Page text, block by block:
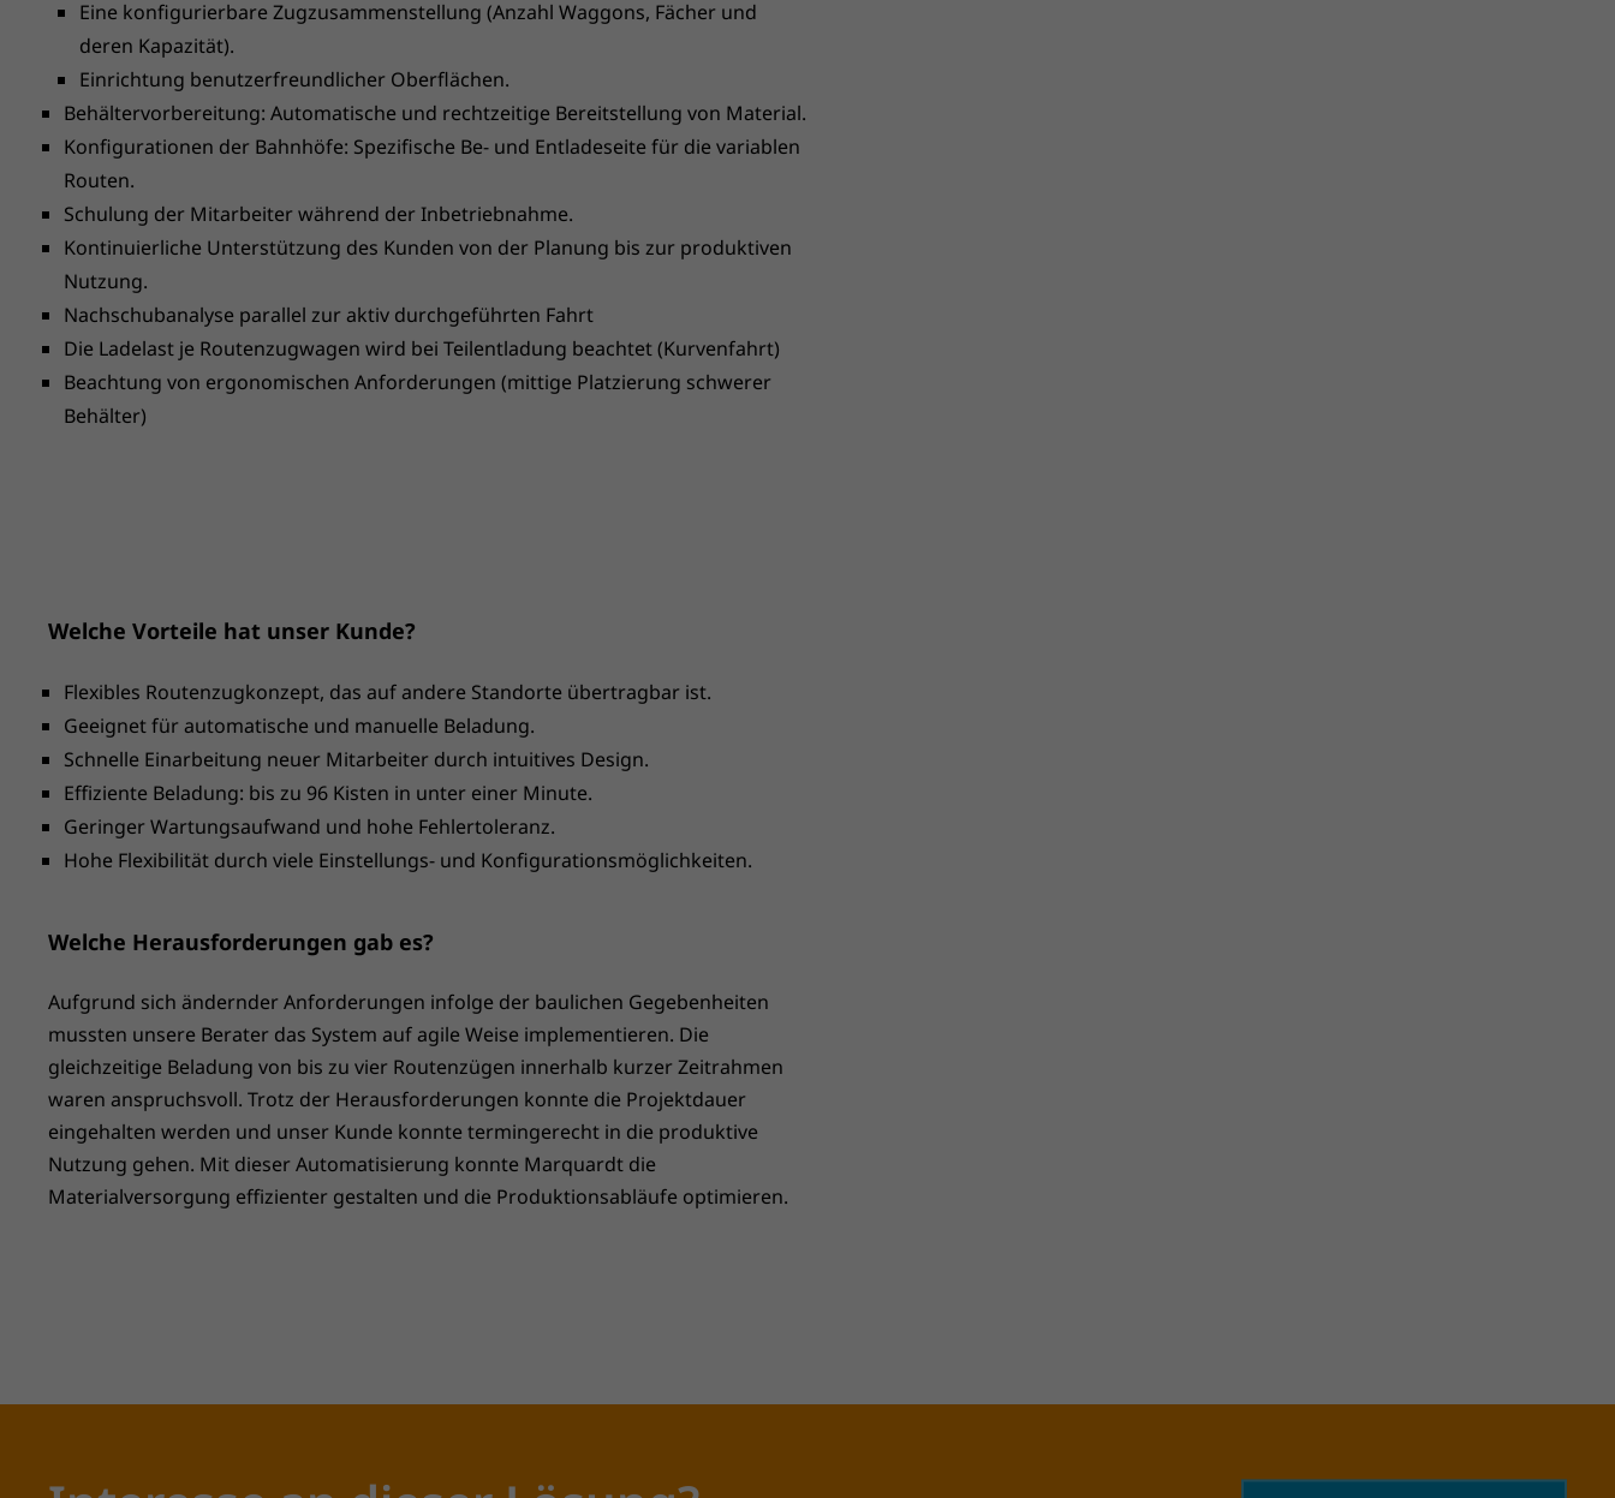
Eine konfigurierbare Zugzusammenstellung (Anzahl Waggons, Fächer und
deren Kapazität).
Einrichtung benutzerfreundlicher Oberflächen.
Behältervorbereitung: Automatische und rechtzeitige Bereitstellung von Material.
Konfigurationen der Bahnhöfe: Spezifische Be- und Entladeseite für die variablen
Routen.
Schulung der Mitarbeiter während der Inbetriebnahme.
Kontinuierliche Unterstützung des Kunden von der Planung bis zur produktiven
Nutzung.
Nachschubanalyse parallel zur aktiv durchgeführten Fahrt
Die Ladelast je Routenzugwagen wird bei Teilentladung beachtet (Kurvenfahrt)
Beachtung von ergonomischen Anforderungen (mittige Platzierung schwerer
Behälter)
Welche Vorteile hat unser Kunde?
Flexibles Routenzugkonzept, das auf andere Standorte übertragbar ist.
Geeignet für automatische und manuelle Beladung.
Schnelle Einarbeitung neuer Mitarbeiter durch intuitives Design.
Effiziente Beladung: bis zu 96 Kisten in unter einer Minute.
Geringer Wartungsaufwand und hohe Fehlertoleranz.
Hohe Flexibilität durch viele Einstellungs- und Konfigurationsmöglichkeiten.
Welche Herausforderungen gab es?
Aufgrund sich ändernder Anforderungen infolge der baulichen Gegebenheiten
mussten unsere Berater das System auf agile Weise implementieren. Die
gleichzeitige Beladung von bis zu vier Routenzügen innerhalb kurzer Zeitrahmen
waren anspruchsvoll. Trotz der Herausforderungen konnte die Projektdauer
eingehalten werden und unser Kunde konnte termingerecht in die produktive
Nutzung gehen. Mit dieser Automatisierung konnte Marquardt die
Materialversorgung effizienter gestalten und die Produktionsabläufe optimieren.